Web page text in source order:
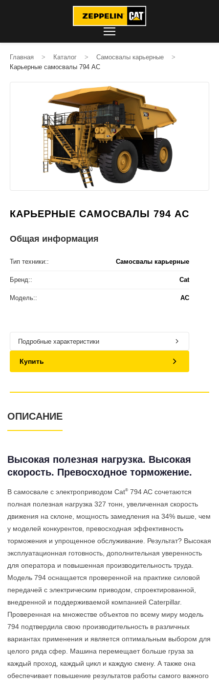
Главная > Каталог > Самосвалы карьерные
>
Карьерные самосвалы 794 AC
КАРЬЕРНЫЕ САМОСВАЛЫ 794 AC
Общая информация
Тип техники:: Самосвалы карьерные
Бренд:: Cat
Модель:: AC
Подробные характеристики
Купить
ОПИСАНИЕ
Высокая полезная нагрузка. Высокая
скорость. Превосходное торможение.
В самосвале с электроприводом Cat® 794 AC сочетаются
полная полезная нагрузка 327 тонн, увеличенная скорость
движения на склоне, мощность замедления на 34% выше, чем
у моделей конкурентов, превосходная эффективность
торможения и упрощенное обслуживание. Результат? Высокая
эксплуатационная готовность, дополнительная уверенность
для оператора и повышенная производительность труда.
Модель 794 оснащается проверенной на практике силовой
передачей с электрическим приводом, спроектированной,
внедренной и поддерживаемой компанией Caterpillar.
Проверенная на множестве объектов по всему миру модель
794 подтвердила свою производительность в различных
вариантах применения и является оптимальным выбором для
целого ряда сфер. Машина перемещает больше груза за
каждый проход, каждый цикл и каждую смену. А также она
обеспечивает повышение результатов работы самого важного